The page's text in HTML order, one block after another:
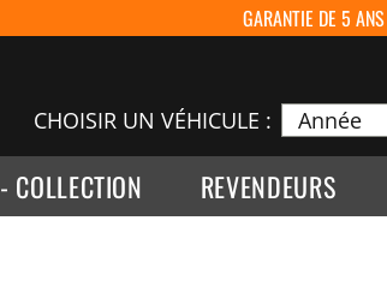
GARANTIE DE 5 ANS
CHOISIR UN VÉHICULE :
- COLLECTION REVENDEURS